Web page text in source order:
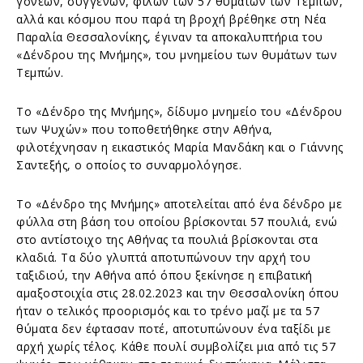
αλλά και κόσμου που παρά τη βροχή βρέθηκε στη Νέα
Παραλία Θεσσαλονίκης, έγιναν τα αποκαλυπτήρια του
«Δένδρου της Μνήμης», του μνημείου των θυμάτων των
Τεμπών.
Το «Δένδρο της Μνήμης», δίδυμο μνημείο του «Δένδρου
των Ψυχών» που τοποθετήθηκε στην Αθήνα,
φιλοτέχνησαν η εικαστικός Μαρία Μανδάκη και ο Γιάννης
Σαντεξής, ο οποίος το συναρμολόγησε.
Το «Δένδρο της Μνήμης» αποτελείται από ένα δένδρο με
φύλλα στη βάση του οποίου βρίσκονται 57 πουλιά, ενώ
στο αντίστοιχο της Αθήνας τα πουλιά βρίσκονται στα
κλαδιά. Τα δύο γλυπτά αποτυπώνουν την αρχή του
ταξιδιού, την Αθήνα από όπου ξεκίνησε η επιβατική
αμαξοστοιχία στις 28.02.2023 και την Θεσσαλονίκη όπου
ήταν ο τελικός προορισμός και το τρένο μαζί με τα 57
θύματα δεν έφτασαν ποτέ, αποτυπώνουν ένα ταξίδι με
αρχή χωρίς τέλος. Κάθε πουλί συμβολίζει μια από τις 57